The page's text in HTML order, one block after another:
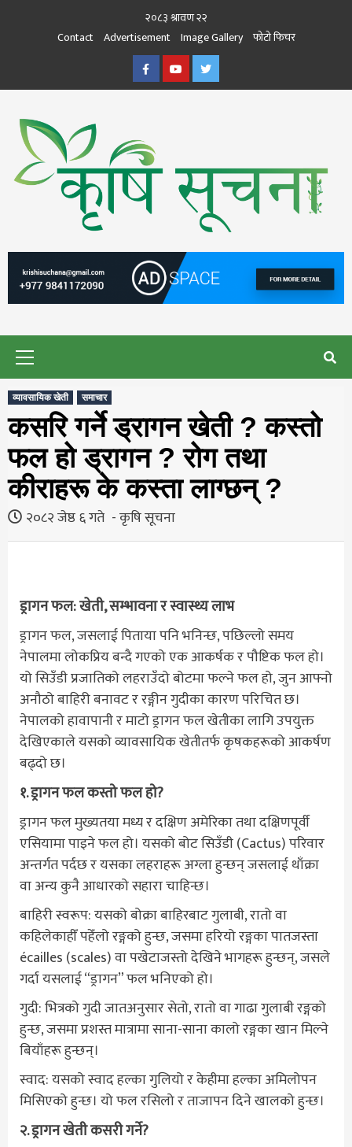
२०८३ श्रावण २२
Contact Advertisement Image Gallery फोटो फिचर
FacebookYoutubeTwitter
कृषि सूचना
KRISHISUCHANA
व्यावसायिक खेती समाचार
कसरि गर्ने ड्रागन खेती ? कस्तो
फल हो ड्रागन ? रोग तथा
कीराहरू के कस्ता लाग्छन् ?
२०८२ जेष्ठ ६ गते कृषि सूचना
ड्रागन फल: खेती, सम्भावना र स्वास्थ्य लाभ
ड्रागन फल, जसलाई पिताया पनि भनिन्छ, पछिल्लो समय
नेपालमा लोकप्रिय बन्दै गएको एक आकर्षक र पौष्टिक फल हो।
यो सिउँडी प्रजातिको लहराउँदो बोटमा फल्ने फल हो, जुन आफ्नो
अनौठो बाहिरी बनावट र रङ्गीन गुदीका कारण परिचित छ।
नेपालको हावापानी र माटो ड्रागन फल खेतीका लागि उपयुक्त
देखिएकाले यसको व्यावसायिक खेतीतर्फ कृषकहरूको आकर्षण
बढ्दो छ।
१. ड्रागन फल कस्तो फल हो?
ड्रागन फल मुख्यतया मध्य र दक्षिण अमेरिका तथा दक्षिणपूर्वी
एसियामा पाइने फल हो। यसको बोट सिउँडी (Cactus) परिवार
अन्तर्गत पर्दछ र यसका लहराहरू अग्ला हुन्छन् जसलाई थाँक्रा
वा अन्य कुनै आधारको सहारा चाहिन्छ।
बाहिरी स्वरूप: यसको बोक्रा बाहिरबाट गुलाबी, रातो वा
कहिलेकाहीँ पहेँलो रङ्गको हुन्छ, जसमा हरियो रङ्गका पातजस्ता
écailles (scales) वा पखेटाजस्तो देखिने भागहरू हुन्छन्, जसले
गर्दा यसलाई “ड्रागन” फल भनिएको हो।
गुदी: भित्रको गुदी जातअनुसार सेतो, रातो वा गाढा गुलाबी रङ्गको
हुन्छ, जसमा प्रशस्त मात्रामा साना-साना कालो रङ्गका खान मिल्ने
बियाँहरू हुन्छन्।
स्वाद: यसको स्वाद हल्का गुलियो र केहीमा हल्का अमिलोपन
मिसिएको हुन्छ। यो फल रसिलो र ताजापन दिने खालको हुन्छ।
२. ड्रागन खेती कसरी गर्ने?